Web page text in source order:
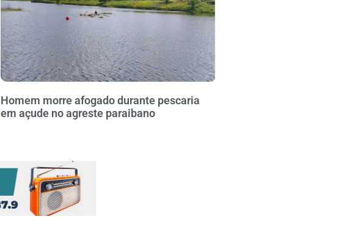
Homem morre afogado durante pescaria
em açude no agreste paraibano